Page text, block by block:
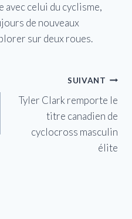
celui du cyclisme,
de nouveaux
sur deux roues.
SUIVANT
Tyler Clark remporte le
titre canadien de
cyclocross masculin
élite